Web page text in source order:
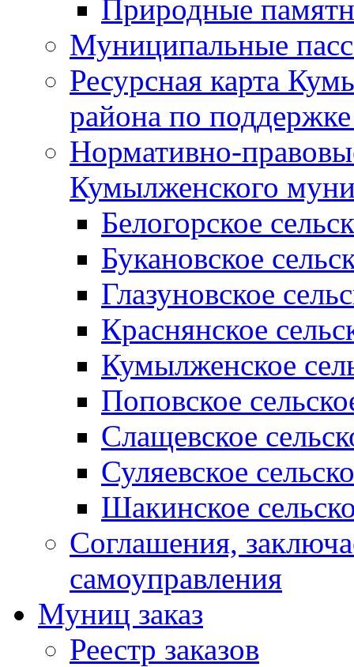
Природные
Муниципальные
Ресурсная карта
района по
Нормативно-
Кумылженского
Белогорское
Букановское
Глазуновское
Краснянское
Кумылженское
Поповское
Слащевское
Суляевское
Шакинское
Соглашения,
самоуправления
Муниц заказ
Реестр заказов